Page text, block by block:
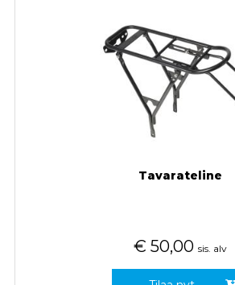
Tavarateline
€ 50,00 sis. alv